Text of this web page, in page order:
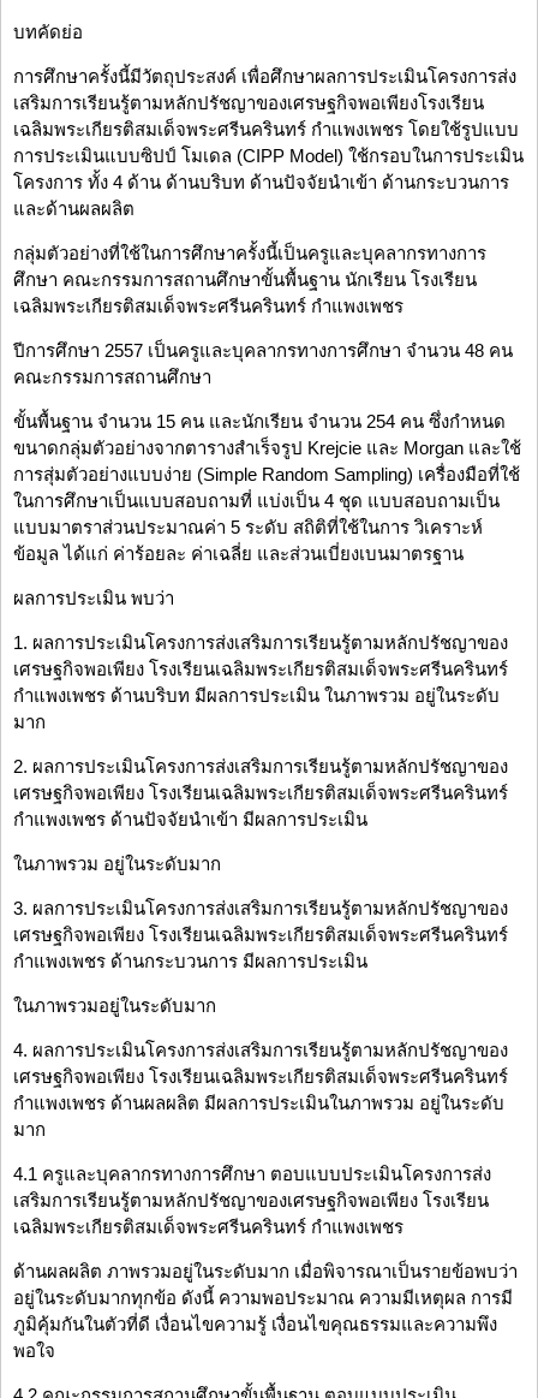
บทคัดย่อ
การศึกษาครั้งนี้มีวัตถุประสงค์ เพื่อศึกษาผลการประเมินโครงการส่ง
เสริมการเรียนรู้ตามหลักปรัชญาของเศรษฐกิจพอเพียงโรงเรียน
เฉลิมพระเกียรติสมเด็จพระศรีนครินทร์ กำแพงเพชร โดยใช้รูปแบบ
การประเมินแบบซิปป์ โมเดล (CIPP Model) ใช้กรอบในการประเมิน
โครงการ ทั้ง 4 ด้าน ด้านบริบท ด้านปัจจัยนำเข้า ด้านกระบวนการ
และด้านผลผลิต
กลุ่มตัวอย่างที่ใช้ในการศึกษาครั้งนี้เป็นครูและบุคลากรทางการ
ศึกษา คณะกรรมการสถานศึกษาขั้นพื้นฐาน นักเรียน โรงเรียน
เฉลิมพระเกียรติสมเด็จพระศรีนครินทร์ กำแพงเพชร
ปีการศึกษา 2557 เป็นครูและบุคลากรทางการศึกษา จำนวน 48 คน
คณะกรรมการสถานศึกษา
ขั้นพื้นฐาน จำนวน 15 คน และนักเรียน จำนวน 254 คน ซึ่งกำหนด
ขนาดกลุ่มตัวอย่างจากตารางสำเร็จรูป Krejcie และ Morgan และใช้
การสุ่มตัวอย่างแบบง่าย (Simple Random Sampling) เครื่องมือที่ใช้
ในการศึกษาเป็นแบบสอบถามที่ แบ่งเป็น 4 ชุด แบบสอบถามเป็น
แบบมาตราส่วนประมาณค่า 5 ระดับ สถิติที่ใช้ในการ วิเคราะห์
ข้อมูล ได้แก่ ค่าร้อยละ ค่าเฉลี่ย และส่วนเบี่ยงเบนมาตรฐาน
ผลการประเมิน พบว่า
1. ผลการประเมินโครงการส่งเสริมการเรียนรู้ตามหลักปรัชญาของ
เศรษฐกิจพอเพียง โรงเรียนเฉลิมพระเกียรติสมเด็จพระศรีนครินทร์
กำแพงเพชร ด้านบริบท มีผลการประเมิน ในภาพรวม อยู่ในระดับ
มาก
2. ผลการประเมินโครงการส่งเสริมการเรียนรู้ตามหลักปรัชญาของ
เศรษฐกิจพอเพียง โรงเรียนเฉลิมพระเกียรติสมเด็จพระศรีนครินทร์
กำแพงเพชร ด้านปัจจัยนำเข้า มีผลการประเมิน
ในภาพรวม อยู่ในระดับมาก
3. ผลการประเมินโครงการส่งเสริมการเรียนรู้ตามหลักปรัชญาของ
เศรษฐกิจพอเพียง โรงเรียนเฉลิมพระเกียรติสมเด็จพระศรีนครินทร์
กำแพงเพชร ด้านกระบวนการ มีผลการประเมิน
ในภาพรวมอยู่ในระดับมาก
4. ผลการประเมินโครงการส่งเสริมการเรียนรู้ตามหลักปรัชญาของ
เศรษฐกิจพอเพียง โรงเรียนเฉลิมพระเกียรติสมเด็จพระศรีนครินทร์
กำแพงเพชร ด้านผลผลิต มีผลการประเมินในภาพรวม อยู่ในระดับ
มาก
4.1 ครูและบุคลากรทางการศึกษา ตอบแบบประเมินโครงการส่ง
เสริมการเรียนรู้ตามหลักปรัชญาของเศรษฐกิจพอเพียง โรงเรียน
เฉลิมพระเกียรติสมเด็จพระศรีนครินทร์ กำแพงเพชร
ด้านผลผลิต ภาพรวมอยู่ในระดับมาก เมื่อพิจารณาเป็นรายข้อพบว่า
อยู่ในระดับมากทุกข้อ ดังนี้ ความพอประมาณ ความมีเหตุผล การมี
ภูมิคุ้มกันในตัวที่ดี เงื่อนไขความรู้ เงื่อนไขคุณธรรมและความพึง
พอใจ